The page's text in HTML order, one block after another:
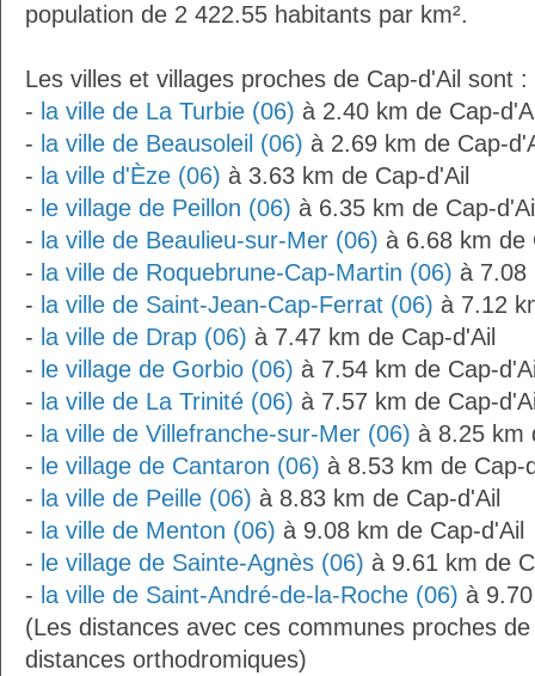
population de 2 422.55 habitants par km².
Les villes et villages proches de Cap-d'Ail sont :
- la ville de La Turbie (06) à 2.40 km de Cap-
- la ville de Beausoleil (06) à 2.69 km de Cap-
- la ville d'Èze (06) à 3.63 km de Cap-d'Ail
- le village de Peillon (06) à 6.35 km de Cap-
- la ville de Beaulieu-sur-Mer (06) à 6.68 km de
- la ville de Roquebrune-Cap-Martin (06) à 7.08
- la ville de Saint-Jean-Cap-Ferrat (06) à 7.12
- la ville de Drap (06) à 7.47 km de Cap-d'Ail
- le village de Gorbio (06) à 7.54 km de Cap-
- la ville de La Trinité (06) à 7.57 km de Cap-
- la ville de Villefranche-sur-Mer (06) à 8.25 km
- le village de Cantaron (06) à 8.53 km de Cap-
- la ville de Peille (06) à 8.83 km de Cap-d'Ail
- la ville de Menton (06) à 9.08 km de Cap-d'Ail
- le village de Sainte-Agnès (06) à 9.61 km de
- la ville de Saint-André-de-la-Roche (06) à
(Les distances avec ces communes proches
distances orthodromiques)